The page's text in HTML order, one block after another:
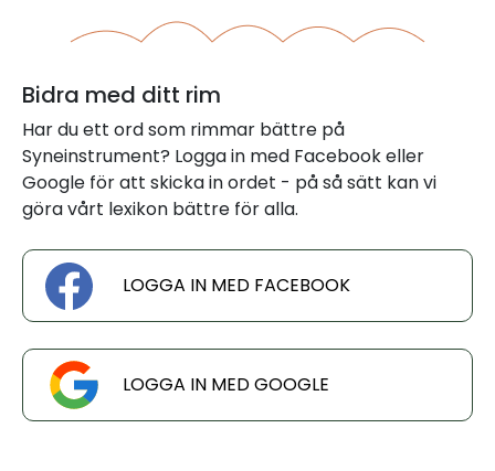
Bidra med ditt rim
Har du ett ord som rimmar bättre på
Syneinstrument? Logga in med Facebook eller
Google för att skicka in ordet - på så sätt kan vi
göra vårt lexikon bättre för alla.
LOGGA IN MED FACEBOOK
LOGGA IN MED GOOGLE